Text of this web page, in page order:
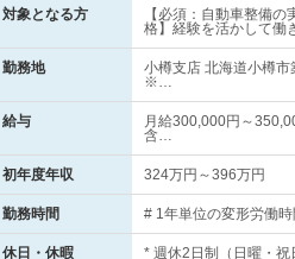
対象となる方
【必須：自動車整備
格】経験を活かして働
勤務地
小樽支店 北海道小樽
※…
給与
月給300,000円～
含…
初年度年収 324万円～396万円
勤務時間 # 1年単位の変形労働
休日・休暇 * 週休2日制（日曜・